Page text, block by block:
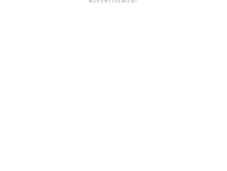
ADVERTISEMENT